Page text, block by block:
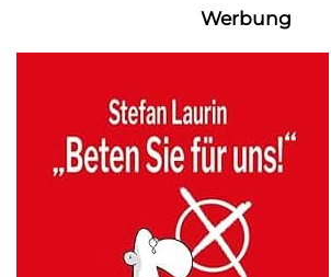
Werbung